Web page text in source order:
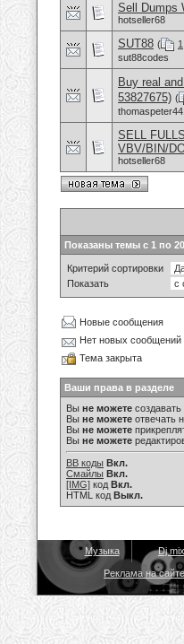
Sell Dumps
hotseller68
SUT88 ( 1
sut88codes
Buy real
53827675) (
SELL
VBV/BIN/
hotseller68
Показаны темы с 1 по
Критерий сортировки
Показать
Новые сообщения
Нет новых сообщений
Тема закрыта
Ваши права в разделе
Вы не можете
Вы не можете отвечать
Вы не можете
Вы не можете
BB коды Вкл.
Смайлы Вкл.
[IMG] код Вкл.
HTML код Выкл.
Музыка Dj
Реклама на сайте